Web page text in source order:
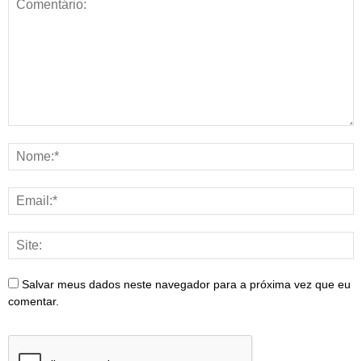
Salvar meus dados neste navegador para a próxima vez que eu
comentar.